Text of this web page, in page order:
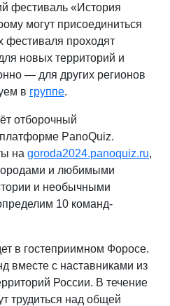
фестиваль «История
могут присоединиться
проходят
новых территорий и
— для других регионов
в группе.
отборочный
PanoQuiz.
на goroda2024.panoquiz.ru,
и любимыми
и необычными
10 команд-
в гостеприимном Форосе.
вместе с наставниками из
России. В течение
трудиться над общей